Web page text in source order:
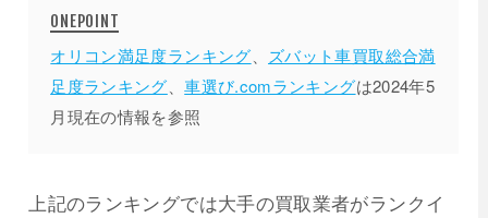
オリコン満足度ランキング
ズバット車買取総合満
足度ランキング 、車選び.comランキングは2024年5
月現在の情報を参照
上記のランキングでは大手の買取業者がランクイ